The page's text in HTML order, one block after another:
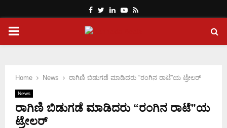
Facebook
Twitter
LinkedinYoutube
Rss
PRIMARY
Home News ರಾಗಿಣಿ ಬಿಡುಗಡೆ ಮಾಡಿದರು “ರಂಗಿನ ರಾಟೆ”ಯ ಟ್ರೇಲರ್
News
ರಾಗಿಣಿ ಬಿಡುಗಡೆ ಮಾಡಿದರು “ರಂಗಿನ ರಾಟೆ”ಯ
ಟ್ರೇಲರ್